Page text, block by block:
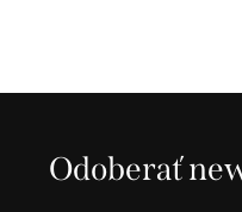
Odoberať